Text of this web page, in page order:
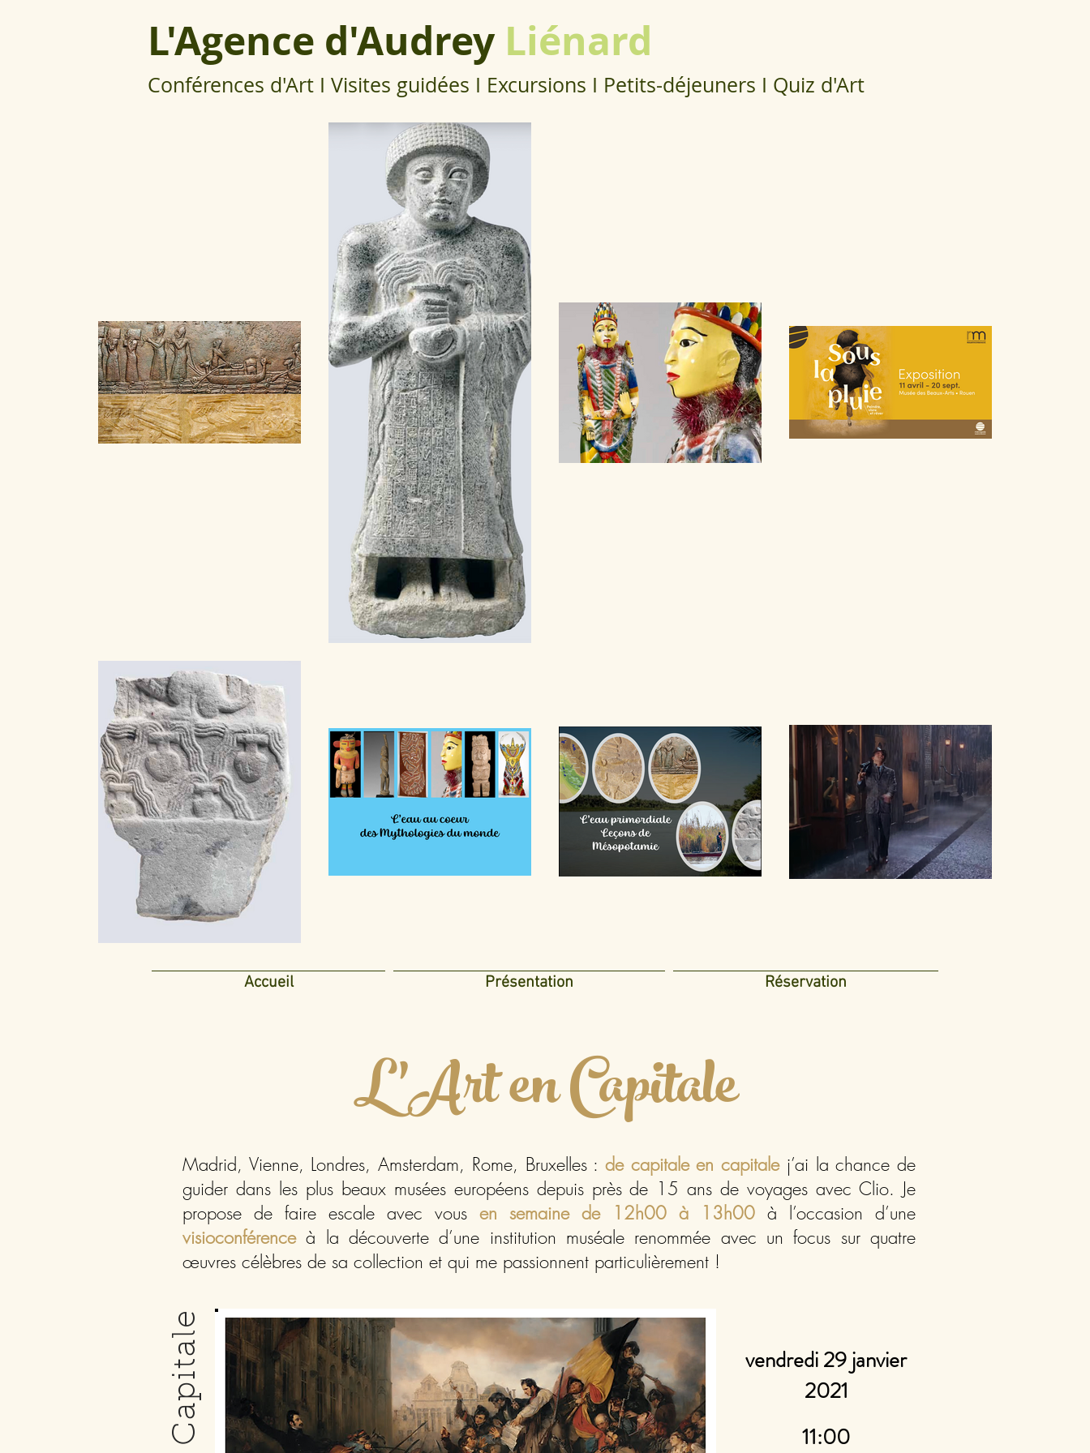
L'Agence d'Audrey Liénard
Conférences d'Art I Visites guidées I Excursions I Petits-déjeuners I Quiz d'Art
Accueil Présentation Réservation
L'Art en Capitale
Madrid, Vienne, Londres, Amsterdam, Rome, Bruxelles : de capitale en capitalej’ai la chance de
guider dans les plus beaux musées européens depuis près de 15 ans de voyages avec Clio. Je
propose de faire escale avec vous en semaine de 12h00 à 13h00 à l’occasion d’une
visioconférenceà la découverte d’une institution muséale renommée avec un focus sur quatre
œuvres célèbres de sa collection et qui me passionnent particulièrement !
vendredi 29 janvier
2021
11:00